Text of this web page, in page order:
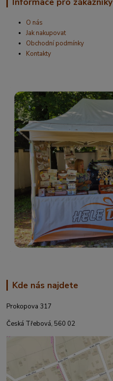
O nás
Jak nakupovat
Obchodní podmínky
Kontakty
Kde nás najdete
Prokopova 317
Česká Třebová, 560 02